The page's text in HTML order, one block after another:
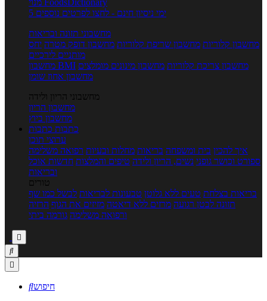
מנוי FoodsDictionary
5 ימי ניסיון חינם - לחצו לפרטים נוספים
מחשבוני תזונה ובריאות
מחשבון קלוריות מחשבון שריפת קלוריות מחשבון דופק מטרה יחס
מותניים לירכיים
מחשבון BMI
מחשבון צריכת קלוריות מחשבון מינונים מומלצים
מחשבון אחוז שומן
מחשבוני הריון ולידה
מחשבון הריון
מחשבון ביוץ
כתבות כתבות
ערוצי תוכן
איך להכין בית ומשפחה בריאות מחלות ובעיות רפואה משלימה
ספורט וכושר גופני נשים, הריון ולידה טיפים והמלצות חדשות אוכל
ובריאות
טורים
בריאות בצלחת טעים ללא גלוטן טבעונות לבריאות לבשל כמו שף
תזונה לבטן רגועה מרזים ללא דיאטה מזיזים את הגוף הרזיה
ורפואה משלימה גורמה ביתי



חיפוש